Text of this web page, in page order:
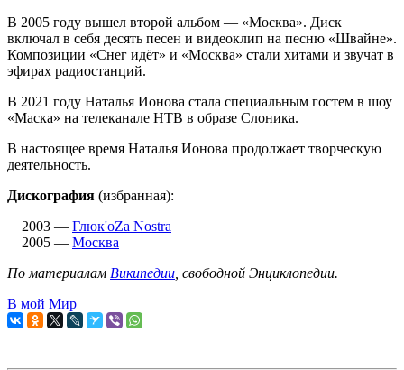
В 2005 году вышел второй альбом — «Москва». Диск
включал в себя десять песен и видеоклип на песню «Швайне».
Композиции «Снег идёт» и «Москва» стали хитами и звучат в
эфирах радиостанций.
В 2021 году Наталья Ионова стала специальным гостем в шоу
«Маска» на телеканале НТВ в образе Слоника.
В настоящее время Наталья Ионова продолжает творческую
деятельность.
Дискография (избранная):
2003 — Глюк'oZa Nostra
2005 — Москва
По материалам Википедии , свободной Энциклопедии.
В мой Мир